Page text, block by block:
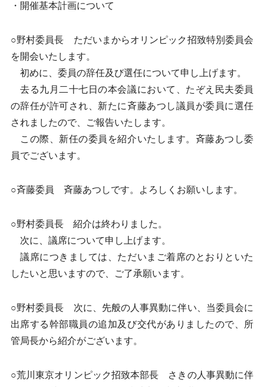
・開催基本計画について
○野村委員長 ただいまからオリンピック招致特別委員会
を開会いたします。
初めに、委員の辞任及び選任について申し上げます。
去る九月二十七日の本会議において、たぞえ民夫委員
の辞任が許可され、新たに斉藤あつし議員が委員に選任
されましたので、ご報告いたします。
この際、新任の委員を紹介いたします。斉藤あつし委
員でございます。
○斉藤委員 斉藤あつしです。よろしくお願いします。
○野村委員長 紹介は終わりました。
次に、議席について申し上げます。
議席につきましては、ただいまご着席のとおりといた
したいと思いますので、ご了承願います。
○野村委員長 次に、先般の人事異動に伴い、当委員会に
出席する幹部職員の追加及び交代がありましたので、所
管局長から紹介がございます。
○荒川東京オリンピック招致本部長 さきの人事異動に伴